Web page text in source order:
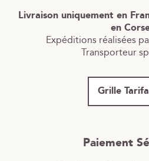
Livraison uniquement en
en
Expéditions réalisées
Transporteur
Grille
Paiement